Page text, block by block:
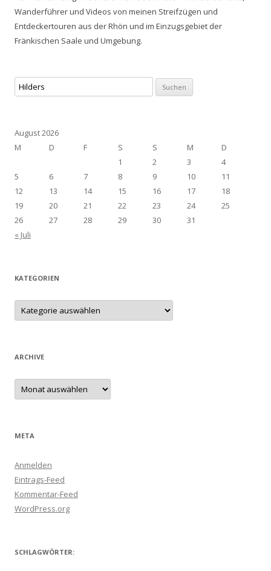
Wanderführer und Videos von meinen Streifzügen und
Entdeckertouren aus der Rhön und im Einzugsgebiet der
Fränkischen Saale und Umgebung.
Suchen
nach:
August 2026
M
D F S S M
D
1
2 3
4
5
6 7 8 9 10
11
12
13 14 15 16 17
18
19
20 21 22 23 24
25
26
27 28 29 30
31
« Juli
KATEGORIEN
Kategorien
ARCHIVE
Archive
META
Anmelden
Eintrags-Feed
Kommentar-Feed
WordPress.org
SCHLAGWÖRTER: